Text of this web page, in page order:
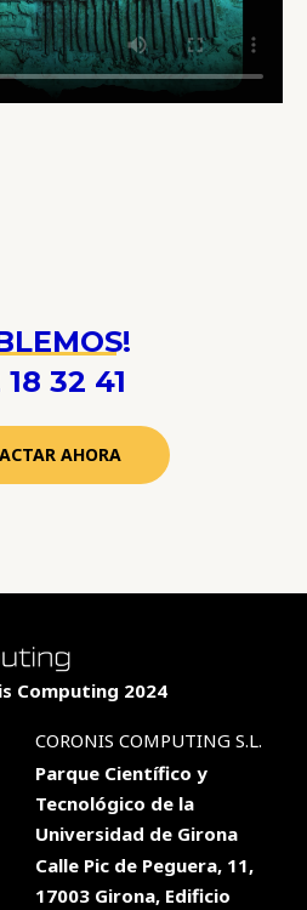
32 41
AHORA
Computing 2024
CORONIS COMPUTING S.L.
Parque Científico y
Tecnológico de la
Universidad de Girona
Calle Pic de Peguera, 11,
17003 Girona, Edificio